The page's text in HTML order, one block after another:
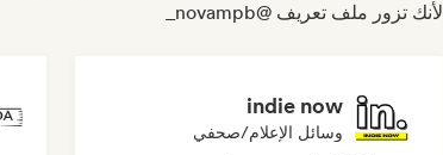
لأنك تزور ملف تعريف @novampb_
indie now
وسائل الإعلام/صحفي